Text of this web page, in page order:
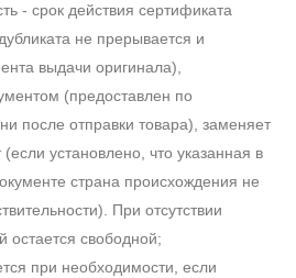
- срок действия сертификата
не прерывается и
выдачи оригинала),
(предоставлен по
после отправки товара), заменяет
установлено, что указанная в
страна происхождения не
При отсутствии
остается свободной;
при необходимости, если